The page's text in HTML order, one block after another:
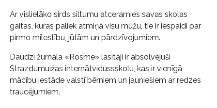
Ar vislielāko sirds siltumu atceramies savas skolas
gaitas, kuras paliek atmiņā visu mūžu, tie ir iespaidi par
pirmo mīlestību, jūtām un pārdzīvojumiem.
Daudzi žurnāla «Rosme» lasītāji ir absolvējuši
Strazdumuižas internātvidussskolu, kas ir vienīgā
mācību iestāde valstī bērniem un jauniešiem ar redzes
traucējumiem.